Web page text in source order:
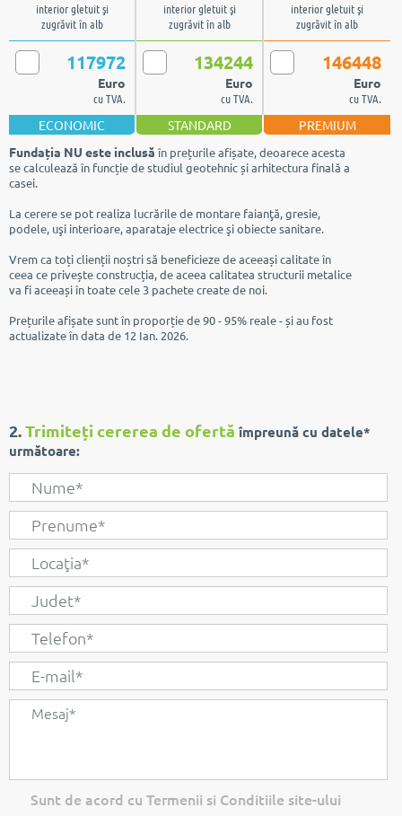
interior gletuit şi
zugrăvit în alb
interior gletuit şi
zugrăvit în alb
interior gletuit şi
zugrăvit în alb
117972
Euro
cu TVA.
134244
Euro
cu TVA.
146448
Euro
cu TVA.
ECONOMIC STANDARD
PREMIUM
Fundația NU este inclusă în prețurile afișate, deoarece acesta
se calculează în funcție de studiul geotehnic și arhitectura finală a
casei.
La cerere se pot realiza lucrările de montare faianţă, gresie,
podele, uşi interioare, aparataje electrice şi obiecte sanitare.
Vrem ca toți clienții noștri să beneficieze de aceeași calitate în
ceea ce privește construcția, de aceea calitatea structurii metalice
va fi aceeași în toate cele 3 pachete create de noi.
Prețurile afișate sunt în proporție de 90 - 95% reale - și au fost
actualizate în data de 12 Ian. 2026.
2.Trimiteți cererea de ofertă împreună cu datele*
următoare:
Sunt de acord cu Termenii si Conditiile site-ului